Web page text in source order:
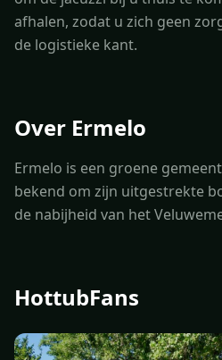
afhalen, zodat u zich geen
de logistieke kant.
Over Ermelo
Ermelo is een groene
bekend om zijn uitgestrekte
de nabijheid van het
HottubFans